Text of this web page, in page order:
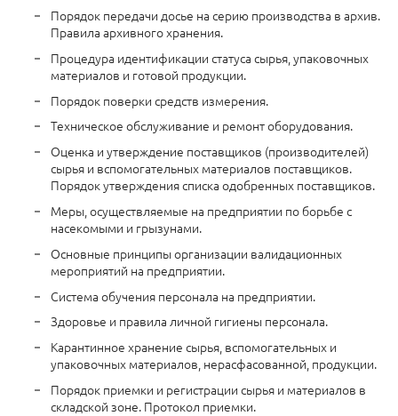
Порядок передачи досье на серию производства в архив.
Правила архивного хранения.
Процедура идентификации статуса сырья, упаковочных
материалов и готовой продукции.
Порядок поверки средств измерения.
Техническое обслуживание и ремонт оборудования.
Оценка и утверждение поставщиков (производителей)
сырья и вспомогательных материалов поставщиков.
Порядок утверждения списка одобренных поставщиков.
Меры, осуществляемые на предприятии по борьбе с
насекомыми и грызунами.
Основные принципы организации валидационных
мероприятий на предприятии.
Система обучения персонала на предприятии.
Здоровье и правила личной гигиены персонала.
Карантинное хранение сырья, вспомогательных и
упаковочных материалов, нерасфасованной, продукции.
Порядок приемки и регистрации сырья и материалов в
складской зоне. Протокол приемки.